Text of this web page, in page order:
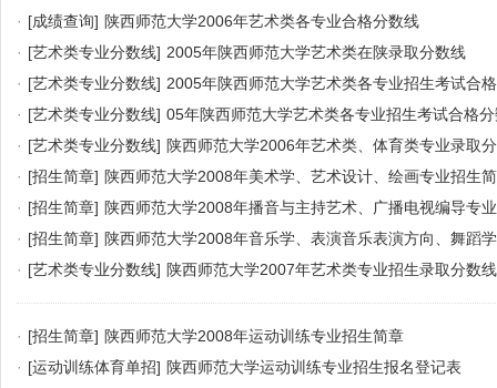
· [成绩查询] 陕西师范大学2006年艺术类各专业合格分数线
· [艺术类专业分数线] 2005年陕西师范大学艺术类在陕录取分数线
· [艺术类专业分数线] 2005年陕西师范大学艺术类各专业招生考试合
· [艺术类专业分数线] 05年陕西师范大学艺术类各专业招生考试合格
· [艺术类专业分数线] 陕西师范大学2006年艺术类、体育类专业录取
· [招生简章] 陕西师范大学2008年美术学、艺术设计、绘画专业招生
· [招生简章] 陕西师范大学2008年播音与主持艺术、广播电视编导专
· [招生简章] 陕西师范大学2008年音乐学、表演音乐表演方向、舞蹈
· [艺术类专业分数线] 陕西师范大学2007年艺术类专业招生录取分数线
· [招生简章] 陕西师范大学2008年运动训练专业招生简章
· [运动训练体育单招] 陕西师范大学运动训练专业招生报名登记表